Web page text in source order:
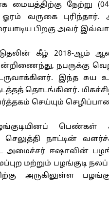
நேற்று
வருகை புரிந்தார்.
பிறகு அவர்
கீழ் 2018-ஆம்
நபருக்கு
இந்த சுய
தொடங்கினர்.
செய்யும்
பெண்கள்
செலுத்தி நாட்டின்
அமைச்சர் ஈஷாவின்
மற்றும் பழங்குடி
அருகிலுள்ள